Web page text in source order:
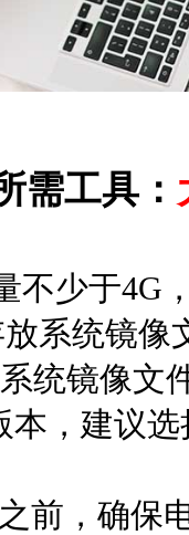
需工具：
不少于4G
系统镜像
统镜像文
本，建议
前，确保